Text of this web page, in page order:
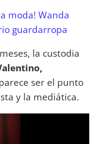
moda! Wanda
guardarropa
la custodia
ser el punto
y la mediática.